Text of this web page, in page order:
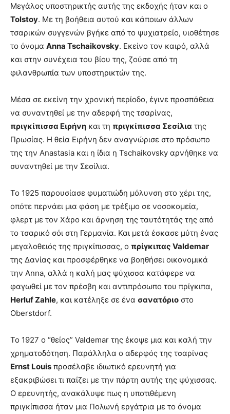
Μεγάλος υποστηρικτής αυτής της εκδοχής ήταν και ο
Tolstoy. Με τη βοήθεια αυτού και κάποιων άλλων
τσαρικών συγγενών βγήκε από το ψυχιατρείο, υιοθέτησε
το όνομα Anna Tschaikovsky. Εκείνο τον καιρό, αλλά
και στην συνέχεια του βίου της, ζούσε από τη
φιλανθρωπία των υποστηρικτών της.
Μέσα σε εκείνη την χρονική περίοδο, έγινε προσπάθεια
να συναντηθεί με την αδερφή της τσαρίνας,
πριγκίπισσα Ειρήνη και τη πριγκίπισσα Σεσίλια της
Πρωσίας. Η θεία Ειρήνη δεν αναγνώρισε στο πρόσωπο
της την Anastasia και η ίδια η Tschaikovsky αρνήθηκε να
συναντηθεί με την Σεσίλια.
Το 1925 παρουσίασε φυματιώδη μόλυνση στο χέρι της,
οπότε περνάει μια φάση με τρέξιμο σε νοσοκομεία,
φλερτ με τον Χάρο και άρνηση της ταυτότητάς της από
το τσαρικό σόι στη Γερμανία. Και μετά έσκασε μύτη ένας
μεγαλοθειός της πριγκίπισσας, ο πρίγκιπας Valdemar
της Δανίας και προσφέρθηκε να βοηθήσει οικονομικά
την Anna, αλλά η καλή μας ψύχισσα κατάφερε να
φαγωθεί με τον πρέσβη και αντιπρόσωπο του πρίγκιπα,
Herluf Zahle, και κατέληξε σε ένα σανατόριο στο
Oberstdorf.
Το 1927 ο “θείος” Valdemar της έκοψε μια και καλή την
χρηματοδότηση. Παράλληλα ο αδερφός της τσαρίνας
Ernst Louis προσέλαβε ιδιωτικό ερευνητή για
εξακριβώσει τι παίζει με την πάρτη αυτής της ψύχισσας.
Ο ερευνητής, ανακάλυψε πως η υποτιθέμενη
πριγκίπισσα ήταν μια Πολωνή εργάτρια με το όνομα